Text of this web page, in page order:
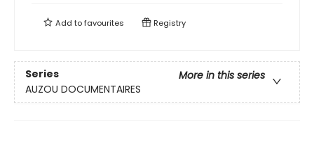
Add tofavourites Registry
Series
More in this series
AUZOU DOCUMENTAIRES